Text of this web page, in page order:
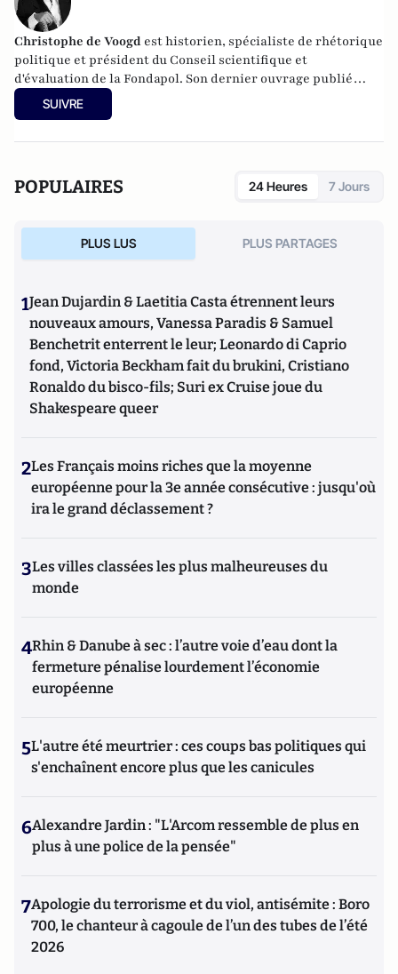
Christophe de Voogd est historien, spécialiste de rhétorique
politique et président du Conseil scientifique et
d'évaluation de la Fondapol. Son dernier ouvrage publié
est
Victoire populiste aux Pays-Bas, spécificité nationale ou
paradigme européen
SUIVRE
POPULAIRES 24 Heures 7 Jours
PLUS LUS PLUS PARTAGES
1Jean Dujardin & Laetitia Casta étrennent leurs
nouveaux amours, Vanessa Paradis & Samuel
Benchetrit enterrent le leur; Leonardo di Caprio
fond, Victoria Beckham fait du brukini, Cristiano
Ronaldo du bisco-fils; Suri ex Cruise joue du
Shakespeare queer
2Les Français moins riches que la moyenne
européenne pour la 3e année consécutive : jusqu'où
ira le grand déclassement ?
3Les villes classées les plus malheureuses du
monde
4Rhin & Danube à sec : l’autre voie d’eau dont la
fermeture pénalise lourdement l’économie
européenne
5L'autre été meurtrier : ces coups bas politiques qui
s'enchaînent encore plus que les canicules
6Alexandre Jardin : "L'Arcom ressemble de plus en
plus à une police de la pensée"
7Apologie du terrorisme et du viol, antisémite : Boro
700, le chanteur à cagoule de l’un des tubes de l’été
2026